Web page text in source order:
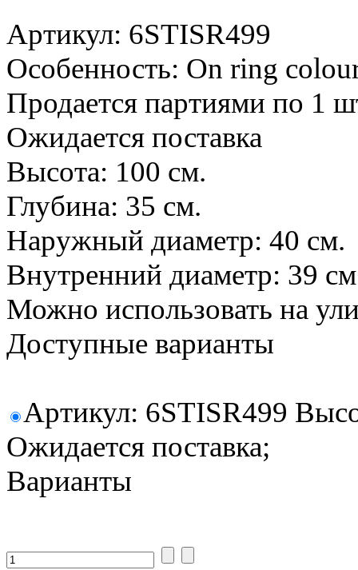
Артикул: 6STISR499
Особенность: On ring
Продается партиями по 1
Ожидается поставка
Высота: 100 см.
Глубина: 35 см.
Наружный диаметр: 40 см.
Внутренний диаметр: 39
Можно использовать на
Доступные варианты
Артикул: 6STISR499
Ожидается поставка;
Варианты